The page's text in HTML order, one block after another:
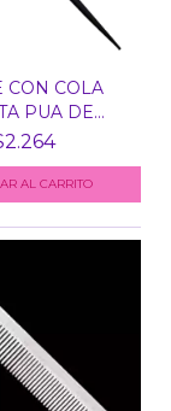
CON COLA
PUA DE
NEG...